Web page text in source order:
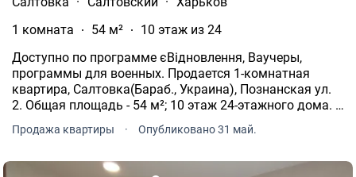
1 комната
54 м²
10 этаж из 24
Доступно по программе єВідновлення, Ваучеры,
программы для военных. Продается 1-комнатная
квартира, Салтовка(Бараб., Украина), Познанская ул.
2. Общая площадь - 54 м²; 10 этаж 24-этажного дома.
комната, балкон, кладовая.
Продажа квартиры · Опубликовано 31 май.